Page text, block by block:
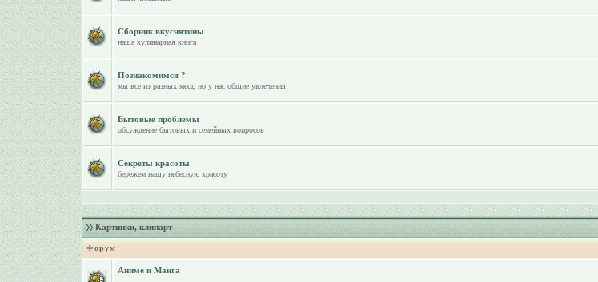
Сборник вкуснятины
наша кулинарная книга
Познакомимся ?
мы все из разных мест, но у нас общие увлечения
Бытовые проблемы
обсуждение бытовых и семейных вопросов
Секреты красоты
бережем нашу небесную красоту
Картинки, клипарт
Форум
Аниме и Манга